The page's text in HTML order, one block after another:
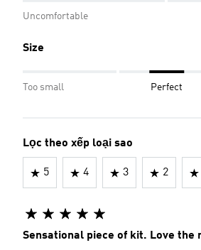
Uncomfortable
Size
Too small Perfect
Lọc theo xếp loại sao
5 4 3 2
Sensational piece of kit. Love the